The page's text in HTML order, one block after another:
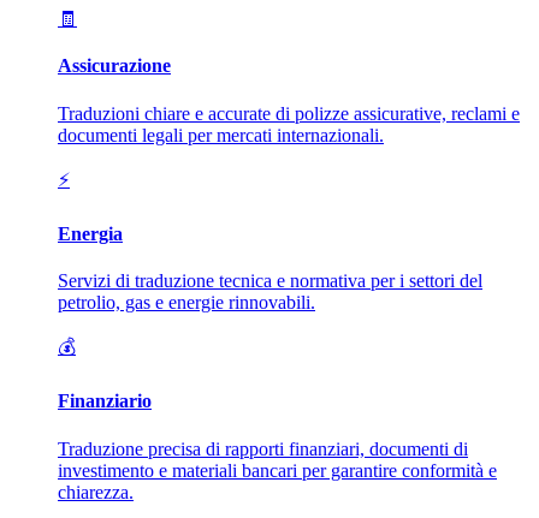
🧾
Assicurazione
Traduzioni chiare e accurate di polizze assicurative, reclami e
documenti legali per mercati internazionali.
⚡
Energia
Servizi di traduzione tecnica e normativa per i settori del
petrolio, gas e energie rinnovabili.
💰
Finanziario
Traduzione precisa di rapporti finanziari, documenti di
investimento e materiali bancari per garantire conformità e
chiarezza.